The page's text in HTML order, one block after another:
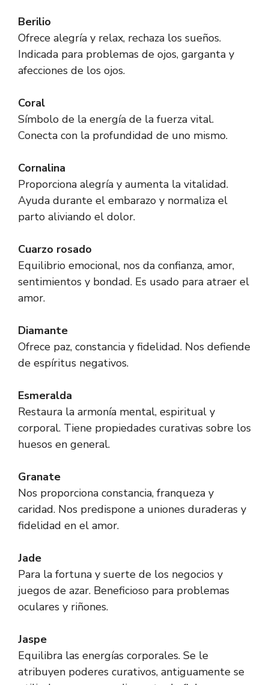
Berilio
Ofrece alegría y relax, rechaza los sueños.
Indicada para problemas de ojos, garganta y
afecciones de los ojos.
Coral
Símbolo de la energía de la fuerza vital.
Conecta con la profundidad de uno mismo.
Cornalina
Proporciona alegría y aumenta la vitalidad.
Ayuda durante el embarazo y normaliza el
parto aliviando el dolor.
Cuarzo rosado
Equilibrio emocional, nos da confianza, amor,
sentimientos y bondad. Es usado para atraer el
amor.
Diamante
Ofrece paz, constancia y fidelidad. Nos defiende
de espíritus negativos.
Esmeralda
Restaura la armonía mental, espiritual y
corporal. Tiene propiedades curativas sobre los
huesos en general.
Granate
Nos proporciona constancia, franqueza y
caridad. Nos predispone a uniones duraderas y
fidelidad en el amor.
Jade
Para la fortuna y suerte de los negocios y
juegos de azar. Beneficioso para problemas
oculares y riñones.
Jaspe
Equilibra las energías corporales. Se le
atribuyen poderes curativos, antiguamente se